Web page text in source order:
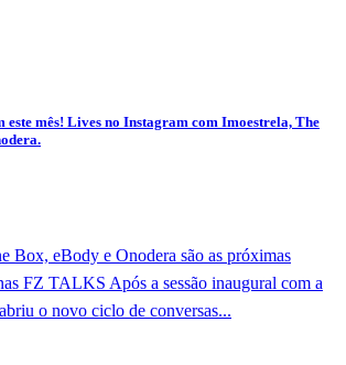
este mês! Lives no Instagram com Imoestrela, The
Box, eBody e Onodera são as próximas
FZ TALKS Após a sessão inaugural com a
o novo ciclo de conversas...